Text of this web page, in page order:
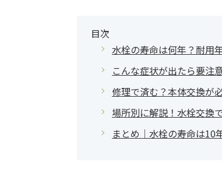
目次
水栓の寿命は何年？耐用
こんな症状が出たら要注
修理で済む？本体交換が
場所別に解説！水栓交換
まとめ｜水栓の寿命は10